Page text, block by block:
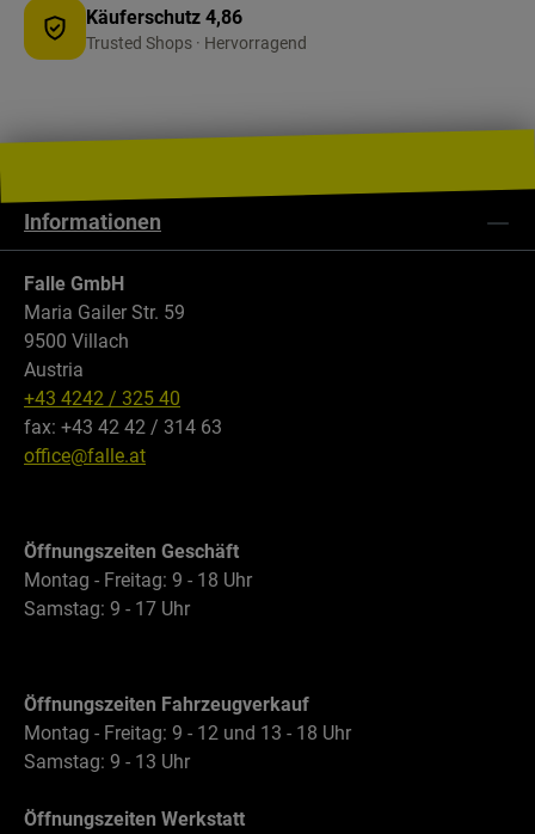
Käuferschutz 4,86
Trusted Shops · Hervorragend
Falle GmbH
Maria Gailer Str. 59
9500 Villach
Austria
+43 4242 / 325 40
fax: +43 42 42 / 314 63
office@falle.at
Öffnungszeiten Geschäft
Montag - Freitag: 9 - 18 Uhr
Samstag: 9 - 17 Uhr
Öffnungszeiten Fahrzeugverkauf
Montag - Freitag: 9 - 12 und 13 - 18 Uhr
Samstag: 9 - 13 Uhr
Öffnungszeiten Werkstatt
Informationen